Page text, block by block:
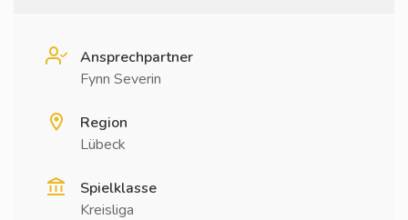
Ansprechpartner
Fynn Severin
Region
Lübeck
Spielklasse
Kreisliga